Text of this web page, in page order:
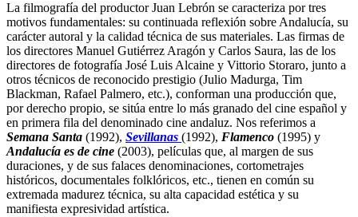
La filmografía del productor Juan Lebrón se caracteriza por tres
motivos fundamentales: su continuada reflexión sobre Andalucía, su
carácter autoral y la calidad técnica de sus materiales. Las firmas de
los directores Manuel Gutiérrez Aragón y Carlos Saura, las de los
directores de fotografía José Luis Alcaine y Vittorio Storaro, junto a
otros técnicos de reconocido prestigio (Julio Madurga, Tim
Blackman, Rafael Palmero, etc.), conforman una producción que,
por derecho propio, se sitúa entre lo más granado del cine español y
en primera fila del denominado cine andaluz. Nos referimos a
Semana Santa (1992), Sevillanas (1992), Flamenco (1995) y
Andalucía es de cine (2003), películas que, al margen de sus
duraciones, y de sus falaces denominaciones, cortometrajes
históricos, documentales folklóricos, etc., tienen en común su
extremada madurez técnica, su alta capacidad estética y su
manifiesta expresividad artística.